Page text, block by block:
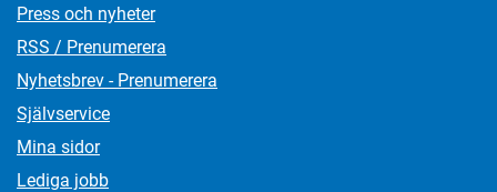
Press och nyheter
RSS / Prenumerera
Nyhetsbrev - Prenumerera
Självservice
Mina sidor
Lediga jobb